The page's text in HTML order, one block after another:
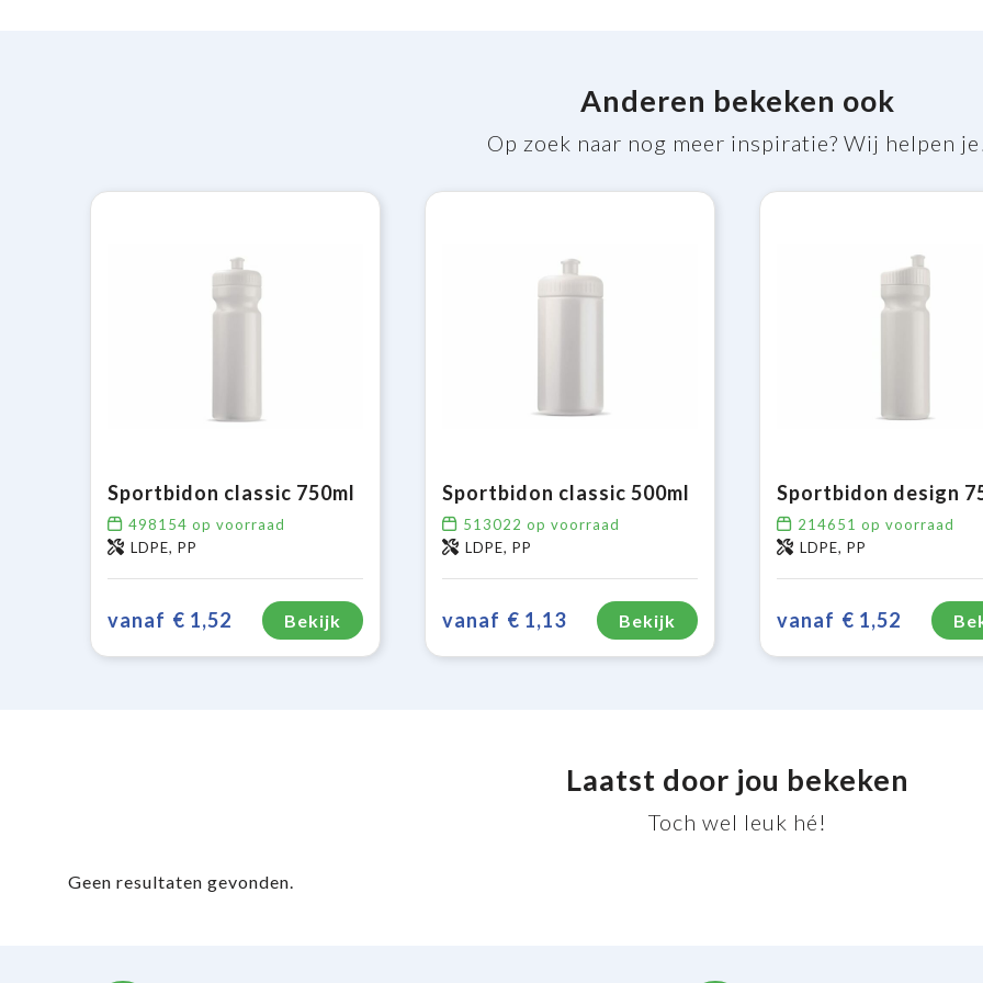
Anderen bekeken ook
Op zoek naar nog meer inspiratie? Wij helpen
Sportbidon classic 750ml
498154 op voorraad
LDPE, PP
vanaf € 1,52 Bekijk
Sportbidon classic 500ml
513022 op voorraad
LDPE, PP
vanaf € 1,13 Bekijk
Sportbidon design
214651 op voorraad
LDPE, PP
vanaf € 1,52
Laatst door jou bekeken
Toch wel leuk hé!
Geen resultaten gevonden.